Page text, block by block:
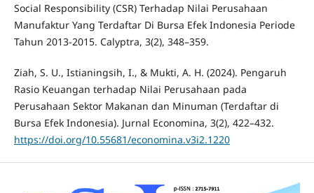
Social Responsibility (CSR) Terhadap Nilai Perusahaan
Manufaktur Yang Terdaftar Di Bursa Efek Indonesia Periode
Tahun 2013-2015. Calyptra, 3(2), 348–359.
Ziah, S. U., Istianingsih, I., & Mukti, A. H. (2024). Pengaruh
Rasio Keuangan terhadap Nilai Perusahaan pada
Perusahaan Sektor Makanan dan Minuman (Terdaftar di
Bursa Efek Indonesia). Jurnal Economina, 3(2), 422–432.
https://doi.org/10.55681/economina.v3i2.1220